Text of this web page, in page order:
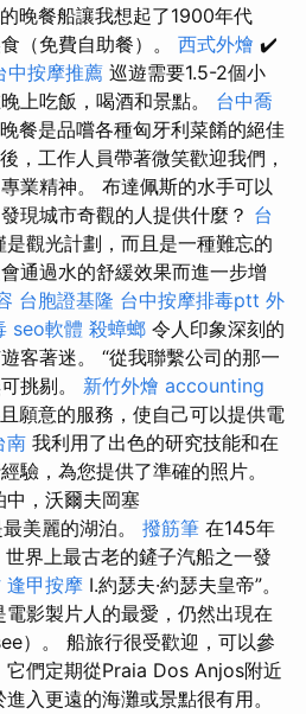
晚餐船讓我想起了1900年代
（免費自助餐）。 西式外燴 ✔️
中按摩推薦 巡遊需要1.5-2個小
上吃飯，喝酒和景點。 台中喬
餐是品嚐各種匈牙利菜餚的絕佳
，工作人員帶著微笑歡迎我們，
業精神。 布達佩斯的水手可以
現城市奇觀的人提供什麼？ 台
是觀光計劃，而且是一種難忘的
通過水的舒緩效果而進一步增
台胞證基隆 台中按摩排毒ptt 外
seo軟體 殺蟑螂 令人印象深刻的
客著迷。 “從我聯繫公司的那一
挑剔。 新竹外燴 accounting
願意的服務，使自己可以提供電
南 我利用了出色的研究技能和在
驗，為您提供了準確的照片。
中，沃爾夫岡塞
美麗的湖泊。 撥筋筆 在145年
界上最古老的鏟子汽船之一發
逢甲按摩 I.約瑟夫·約瑟夫皇帝”。
影製片人的最愛，仍然出現在
）。 船旅行很受歡迎，可以參
它們定期從Praia Dos Anjos附近
入更遠的海灘或景點很有用。